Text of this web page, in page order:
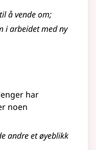
å vende om;
i arbeidet med ny
har
noen
andre et øyeblikk